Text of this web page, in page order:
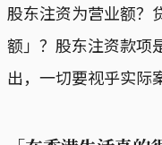
股东注资为营业额？
额」？股东注资款项
出，一切要视乎实际